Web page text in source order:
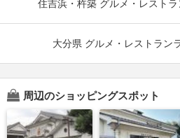
住吉浜・杵築 グルメ・レスト
大分県 グルメ・レストラン
周辺のショッピングスポット